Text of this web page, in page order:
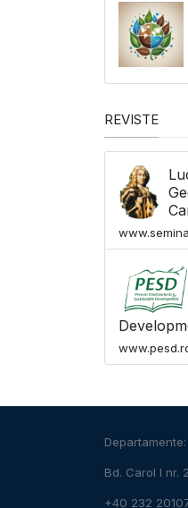
REVISTE
Departamente:
Bd. Carol I nr.
+40 232